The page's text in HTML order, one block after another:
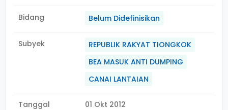
Bidang Belum Didefinisikan
Subyek
REPUBLIK RAKYAT TIONGKOK
BEA MASUK ANTI DUMPING
CANAI LANTAIAN
Tanggal
01 Okt 2012